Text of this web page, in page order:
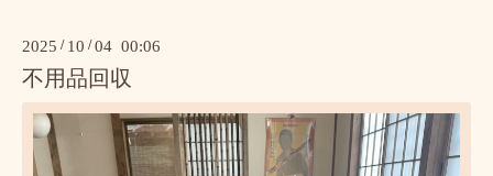
2025 / 10 /04 00:06
不用品回収